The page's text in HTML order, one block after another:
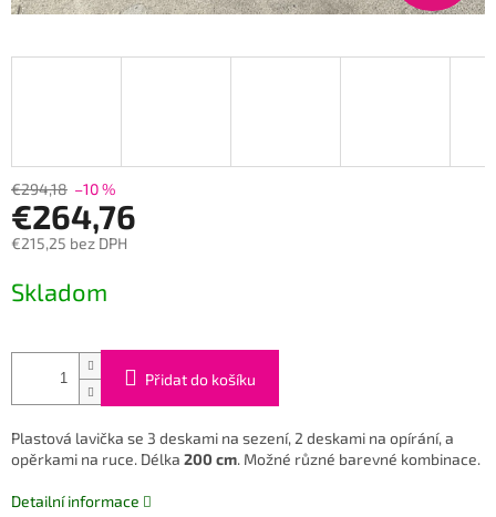
€294,18 –10 %
€264,76
€215,25 bez DPH
cena:
Skladom
Přidat do košíku
Plastová lavička se 3 deskami na sezení, 2 deskami na opírání, a
opěrkami na ruce. Délka 200 cm. Možné různé barevné kombinace.
Detailní informace